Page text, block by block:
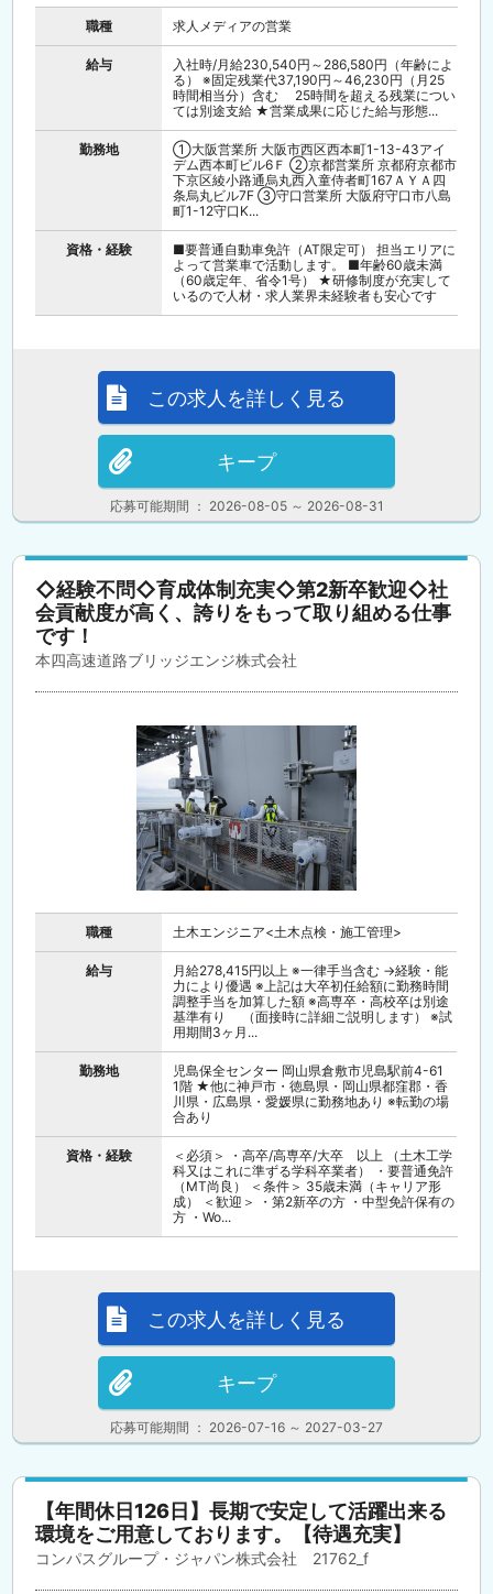
職種 求人メディアの営業
給与
入社時/月給230,540円～286,580円（年齢によ
る） ※固定残業代37,190円～46,230円（月25
時間相当分）含む 25時間を超える残業につい
ては別途支給 ★営業成果に応じた給与形態...
勤務地
①大阪営業所 大阪市西区西本町1-13-43アイ
デム西本町ビル6Ｆ ②京都営業所 京都府京都市
下京区綾小路通烏丸西入童侍者町167ＡＹＡ四
条烏丸ビル7F ③守口営業所 大阪府守口市八島
町1-12守口K...
資格・経験
■要普通自動車免許（AT限定可） 担当エリアに
よって営業車で活動します。 ■年齢60歳未満
（60歳定年、省令1号） ★研修制度が充実して
いるので人材・求人業界未経験者も安心です
応募可能期間 ： 2026-08-05 ～ 2026-08-31
この求人を詳しく見る
キープ
◇経験不問◇育成体制充実◇第2新卒歓迎◇社
会貢献度が高く、誇りをもって取り組める仕事
です！
本四高速道路ブリッジエンジ株式会社
職種 土木エンジニア<土木点検・施工管理>
給与
月給278,415円以上 ※一律手当含む →経験・能
力により優遇 ※上記は大卒初任給額に勤務時間
調整手当を加算した額 ※高専卒・高校卒は別途
基準有り （面接時に詳細ご説明します） ※試
用期間3ヶ月...
勤務地
児島保全センター 岡山県倉敷市児島駅前4-61
1階 ★他に神戸市・徳島県・岡山県都窪郡・香
川県・広島県・愛媛県に勤務地あり ※転勤の場
合あり
資格・経験
＜必須＞ ・高卒/高専卒/大卒 以上 （土木工学
科又はこれに準ずる学科卒業者） ・要普通免許
（MT尚良） ＜条件＞ 35歳未満（キャリア形
成） ＜歓迎＞ ・第2新卒の方 ・中型免許保有の
方 ・Wo...
応募可能期間 ： 2026-07-16 ～ 2027-03-27
この求人を詳しく見る
キープ
【年間休日126日】長期で安定して活躍出来る
環境をご用意しております。【待遇充実】
コンパスグループ・ジャパン株式会社 21762_f